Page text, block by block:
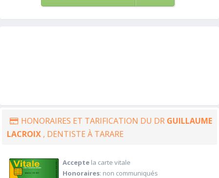
HONORAIRES ET TARIFICATION DU DR GUILLAUME
LACROIX , DENTISTE À TARARE
Acceptela carte vitale
Honoraires: non communiqués